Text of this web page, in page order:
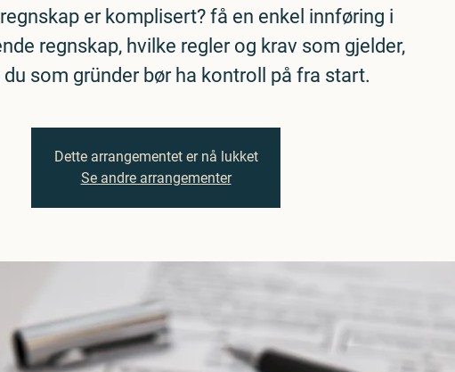
er komplisert? få en enkel innføring i
regnskap, hvilke regler og krav som gjelder,
du som gründer bør ha kontroll på fra start.
Dette arrangementet er nå lukket
Se andre arrangementer